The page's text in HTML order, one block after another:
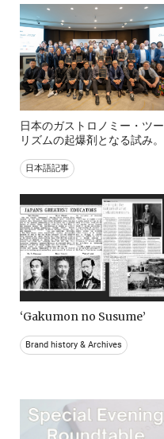
日本のガストロノミー・ツー
リズムの起爆剤となる試み。
日本語記事
‘Gakumon no Susume’
Brand history & Archives